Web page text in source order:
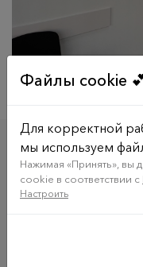
Будем рады видеть
О компании
О нас
Адреса отделений
Файлы cookie
Для корректной
мы используем
Нажимая «Принять», вы
cookie в соответствии с
Настроить